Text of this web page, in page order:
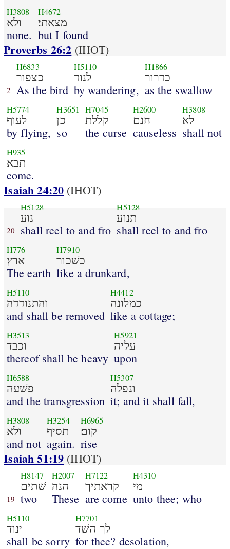
H3808
ולא
none.
H4672
מצאתי׃
but I found
Proverbs 26:2 (IHOT)
2
H6833
כצפור
As the bird
H5110
לנוד
by wandering,
H1866
כדרור
as the swallow
H5774
לעוף
by flying,
H3651
כן
so
H7045
קללת
the curse
H2600
חנם
causeless
H3808
לא
shall not
H935
תבא׃
come.
Isaiah 24:20 (IHOT)
20
H5128
נוע
shall reel to and fro
H5128
תנוע
shall reel to and fro
H776
ארץ
The earth
H7910
כשׁכור
like a drunkard,
H5110
והתנודדה
and shall be removed
H4412
כמלונה
like a cottage;
H3513
וכבד
thereof shall be heavy
H5921
עליה
upon
H6588
פשׁעה
and the transgression
H5307
ונפלה
it; and it shall fall,
H3808
ולא
and not
H3254
תסיף
again.
H6965
קום׃
rise
Isaiah 51:19 (IHOT)
19
H8147
שׁתים
two
H2007
הנה
These
H7122
קראתיך
are come
H4310
מי
unto thee; who
H5110
ינוד
shall be sorry
H7701
לך השׁד
for thee? desolation,